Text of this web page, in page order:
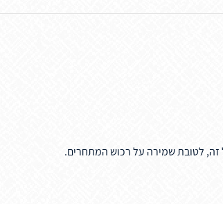
זה, לטובת שמירה על רכוש המתחרים.